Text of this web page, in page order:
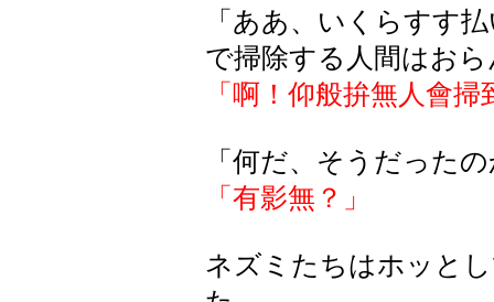
「ああ、いくらすす
で掃除する人間はお
「啊！仰般拚無人會
「何だ、そうだった
「有影無？」
ネズミたちはホッと